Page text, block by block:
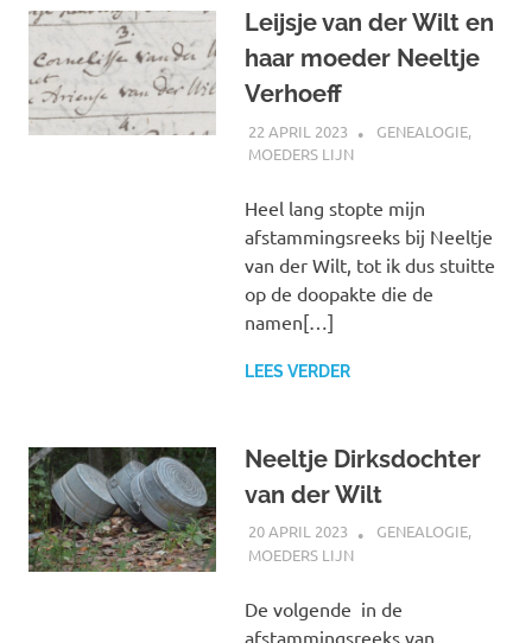
Leijsje van der Wilt en
haar moeder Neeltje
Verhoeff
22 APRIL 2023 MARJOLEIN
GENEALOGIE,
MOEDERS LIJN
Heel lang stopte mijn
afstammingsreeks bij Neeltje
van der Wilt, tot ik dus stuitte
op de doopakte die de
namen[…]
LEES VERDER
Neeltje Dirksdochter
van der Wilt
20 APRIL 2023 MARJOLEIN
GENEALOGIE,
MOEDERS LIJN
De volgende in de
afstammingsreeks van